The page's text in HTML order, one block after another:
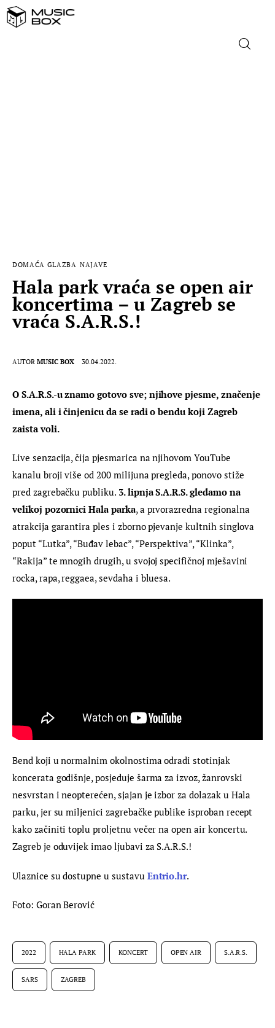
DOMAĆA GLAZBA NAJAVE
Hala park vraća se open air
koncertima – u Zagreb se
vraća S.A.R.S.!
AUTOR MUSIC BOX 30.04.2022.
O S.A.R.S.-u znamo gotovo sve; njihove pjesme, značenje
imena, ali i činjenicu da se radi o bendu koji Zagreb
zaista voli.
Live senzacija, čija pjesmarica na njihovom YouTube
kanalu broji više od 200 milijuna pregleda, ponovo stiže
pred zagrebačku publiku. 3. lipnja S.A.R.S. gledamo na
velikoj pozornici Hala parka, a prvorazredna regionalna
atrakcija garantira ples i zborno pjevanje kultnih singlova
poput “Lutka”, “Buđav lebac”, “Perspektiva”, “Klinka”,
“Rakija” te mnogih drugih, u svojoj specifičnoj mješavini
rocka, rapa, reggaea, sevdaha i bluesa.
Bend koji u normalnim okolnostima odradi stotinjak
koncerata godišnje, posjeduje šarma za izvoz, žanrovski
nesvrstan i neopterećen, sjajan je izbor za dolazak u Hala
parku, jer su miljenici zagrebačke publike isproban recept
kako začiniti toplu proljetnu večer na open air koncertu.
Zagreb je oduvijek imao ljubavi za S.A.R.S.!
Ulaznice su dostupne u sustavu Entrio.hr.
Foto: Goran Berović
2022 HALA PARK KONCERT OPEN AIR S.A.R.S.
SARS ZAGREB